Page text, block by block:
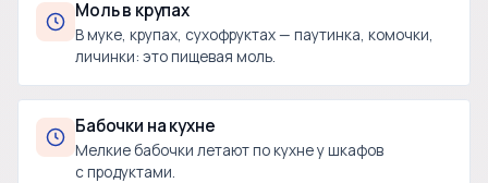
Моль в крупах
В муке, крупах, сухофруктах — паутинка, комочки,
личинки: это пищевая моль.
Бабочки на кухне
Мелкие бабочки летают по кухне у шкафов
с продуктами.